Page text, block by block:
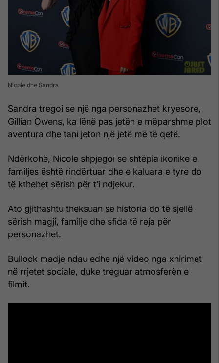
Nicole dhe Sandra
Sandra tregoi se një nga personazhet kryesore,
Gillian Owens, ka lënë pas jetën e mëparshme plot
aventura dhe tani jeton një jetë më të qetë.
Ndërkohë, Nicole shpjegoi se shtëpia ikonike e
familjes është rindërtuar dhe e kaluara e tyre do
të kthehet sërish për t’i ndjekur.
Ato gjithashtu theksuan se historia do të sjellë
sërish magji, familje dhe sfida të reja për
personazhet.
Bullock madje ndau edhe një video nga xhirimet
në rrjetet sociale, duke treguar atmosferën e
filmit.